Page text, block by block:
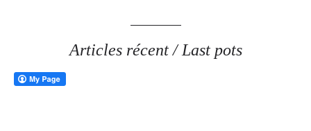
Articles récent / Last pots